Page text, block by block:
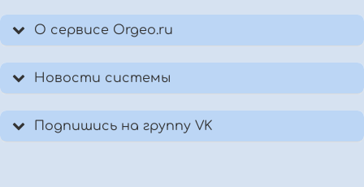
О сервисе Orgeo.ru
Новости системы
Подпишись на группу VK